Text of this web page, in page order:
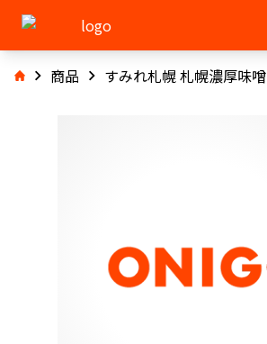
商品 すみれ札幌 札幌濃厚味噌